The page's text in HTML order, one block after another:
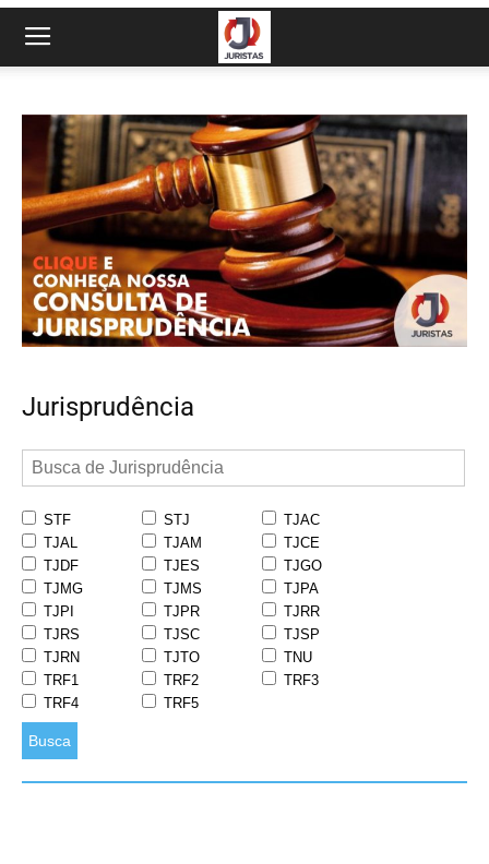
Jurisprudência
STF STJ
TJAC
TJAL
TJAM
TJCE
TJDF
TJES
TJGO
TJMG
TJMS
TJPA
TJPI
TJPR
TJRR
TJRS
TJSC
TJSP
TJRN
TJTO
TNU
TRF1
TRF2
TRF3
TRF4
TRF5
Busca